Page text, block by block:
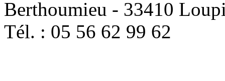
Berthoumieu - 33410
Tél. : 05 56 62 99 62